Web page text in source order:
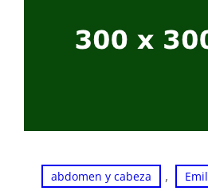
abdomen y cabeza ,